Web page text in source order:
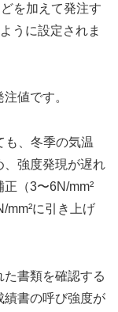
を加えて発注す
うに設定されま
値です。
も、冬季の気温
、強度発現が遅れ
（3〜6N/mm²
mm²に引き上げ
書類を確認する
績書の呼び強度が